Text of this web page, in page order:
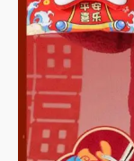
兒
童
羔
絨
拜
年